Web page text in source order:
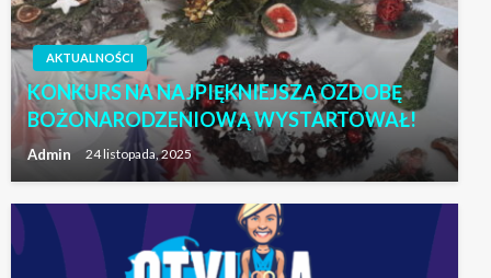
AKTUALNOŚCI
KONKURS NA NAJPIĘKNIEJSZĄ OZDOBĘ
BOŻONARODZENIOWĄ WYSTARTOWAŁ!
Admin 24 listopada, 2025